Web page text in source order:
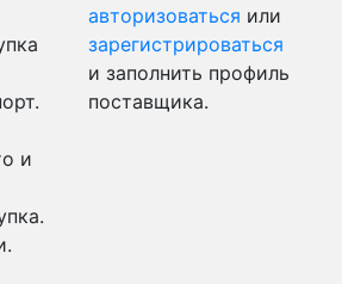
и
авторизоваться или
зарегистрироваться
и заполнить профиль
поставщика.